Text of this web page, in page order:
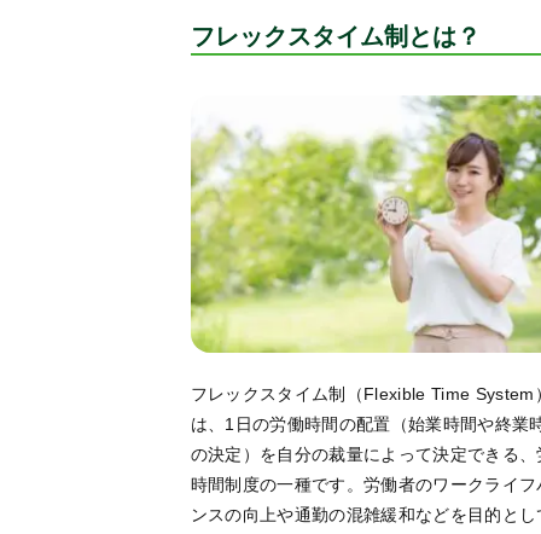
フレックスタイム制とは？
フレックスタイム制（Flexible Time System
は、1日の労働時間の配置（始業時間や終業
の決定）を自分の裁量によって決定できる、
時間制度の一種です。労働者のワークライフ
ンスの向上や通勤の混雑緩和などを目的とし